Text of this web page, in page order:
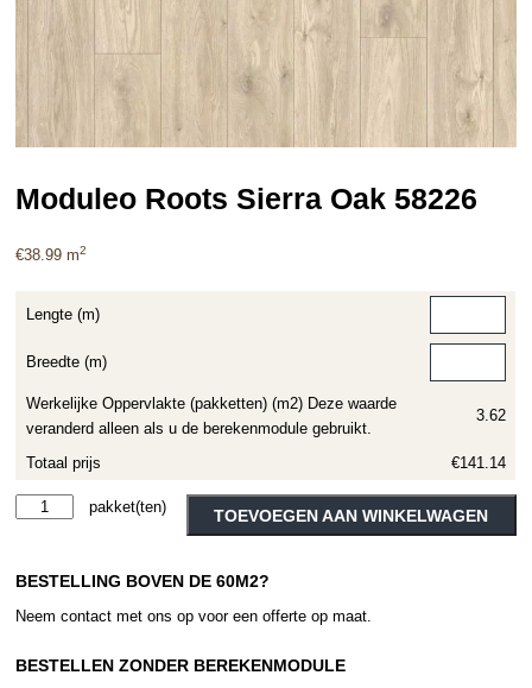
Moduleo Roots Sierra Oak 58226
€38.99 m2
Lengte (m)
Breedte (m)
Werkelijke Oppervlakte (pakketten) (m2) Deze waarde
veranderd alleen als u de berekenmodule gebruikt.
3.62
Totaal prijs €141.14
Moduleo
Oak
58226
TOEVOEGEN AAN WINKELWAGEN
Alternative:
BESTELLING BOVEN DE 60M2?
Neem contact met ons op voor een offerte op maat.
BESTELLEN ZONDER BEREKENMODULE